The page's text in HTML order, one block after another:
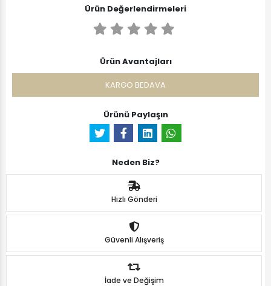
Ürün Değerlendirmeleri
Ürün Avantajları
KARGO BEDAVA
Ürünü Paylaşın
Neden Biz?
Hızlı Gönderi
Güvenli Alışveriş
İade ve Değişim